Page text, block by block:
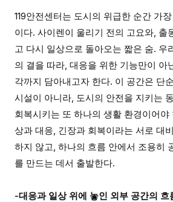
119안전센터는 도시의 위급한 순간 가
이다. 사이렌이 울리기 전의 고요와, 출
고 다시 일상으로 돌아오는 짧은 숨. 우
의 결을 따라, 대응을 위한 기능만이 아
각까지 담아내고자 한다. 이 공간은 단
시설이 아니라, 도시의 안전을 지키는
회복시키는 또 하나의 생활 환경이어야
상과 대응, 긴장과 회복이라는 서로 대
하지 않고, 하나의 흐름 안에서 조용히
를 만드는 데서 출발한다.
-대응과 일상 위에 놓인 외부 공간의 흐